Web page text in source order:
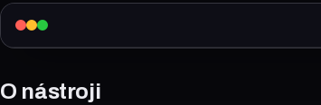
O nástroji